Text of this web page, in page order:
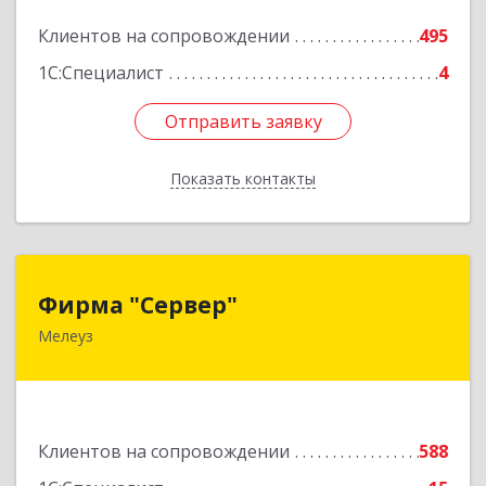
Клиентов на сопровождении
495
1С:Специалист
4
Отправить заявку
Показать контакты
Подробнее
Отправить заявку
Назад
Фирма "Сервер"
Мелеуз
Клиентов на сопровождении
588
453852, Башкортостан Респ, Мелеузовский р-н,